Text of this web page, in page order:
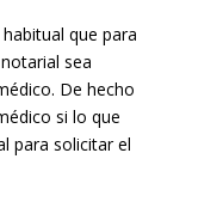
que para
sea
De hecho
si lo que
para solicitar el